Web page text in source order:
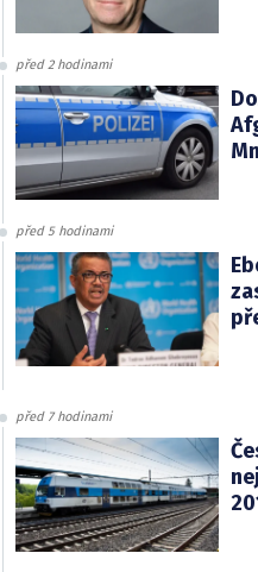
před 2 hodinami
před 5 hodinami
před 7 hodinami